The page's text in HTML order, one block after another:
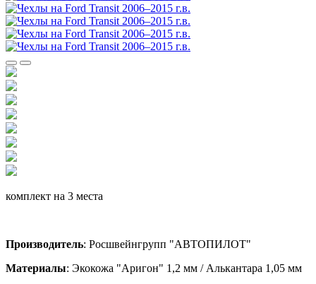
комплект на 3 места
Производитель: Росшвейнгрупп "АВТОПИЛОТ"
Материалы: Экокожа "Аригон" 1,2 мм / Алькантара 1,05 мм